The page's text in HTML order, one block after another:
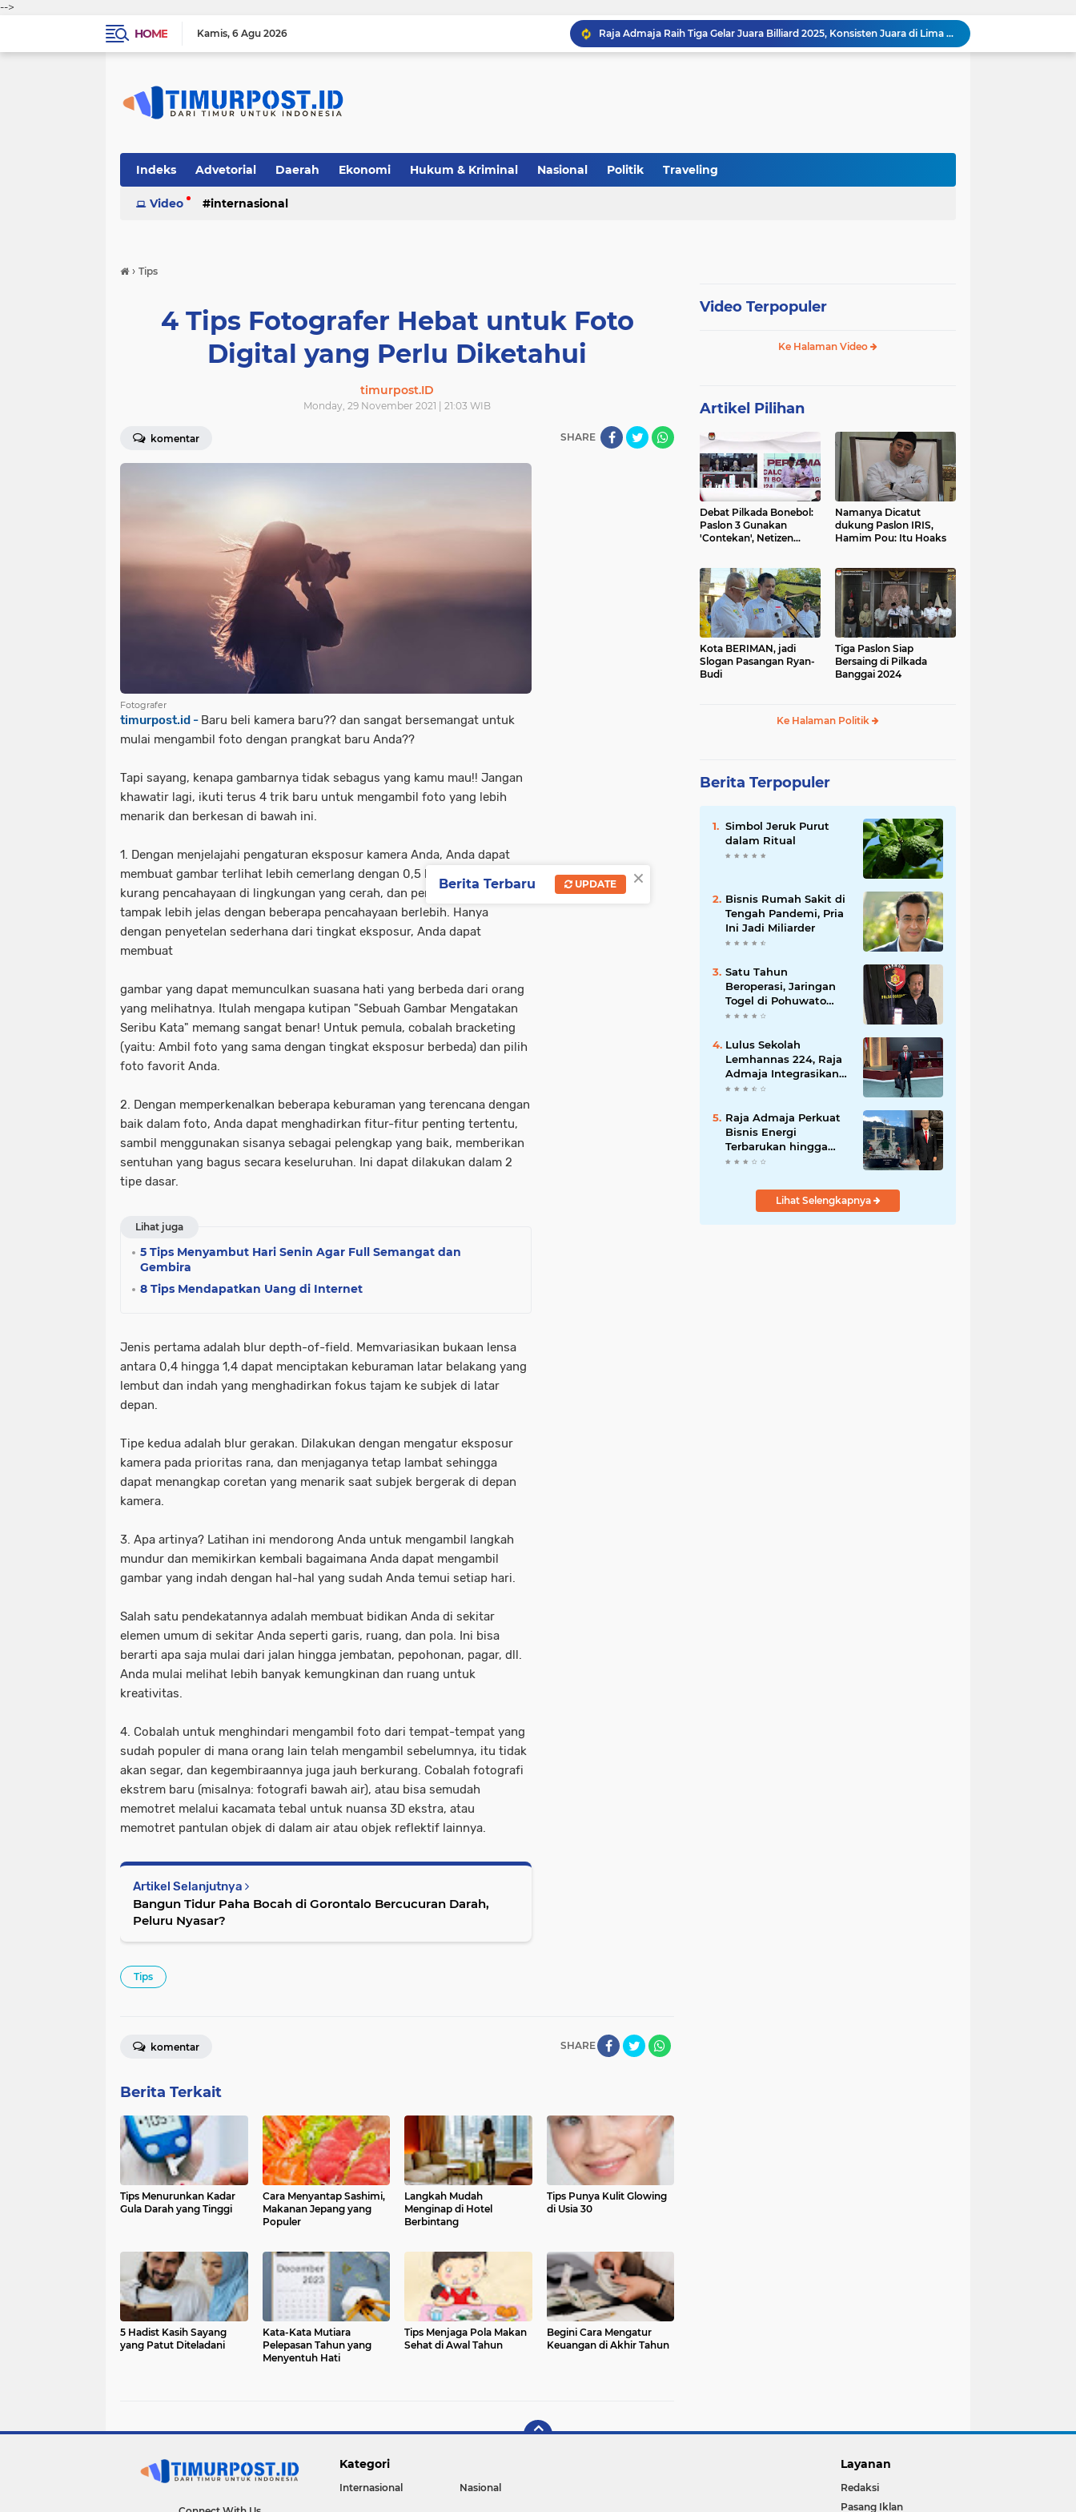
-->
HOME
Kamis 6 Agu 2026
Raja Admaja Raih Tiga Gelar Juara Billiard 2025, Konsisten Juara di Lima Turnamen Jakarta
Lulus Sekolah Lemhannas 224, Raja Admaja Integrasikan Strategi ke Bisnis Maritim
Satker Polda Gorontalo Borong Penghargaan Treasury Award 2025 dari Kanwil DJPb
Indeks Advetorial Daerah Ekonomi Hukum & Kriminal Nasional Politik Traveling
Video internasional
› Tips
4 Tips Fotografer Hebat untuk Foto
Digital yang Perlu Diketahui
timurpost.ID
Monday, 29 November 2021 | 21:03 WIB
komentar SHARE
Fotografer
timurpost.id - Baru beli kamera baru?? dan sangat bersemangat untuk
mulai mengambil foto dengan prangkat baru Anda??
Tapi sayang, kenapa gambarnya tidak sebagus yang kamu mau!! Jangan
khawatir lagi, ikuti terus 4 trik baru untuk mengambil foto yang lebih
menarik dan berkesan di bawah ini.
1. Dengan menjelajahi pengaturan eksposur kamera Anda, Anda dapat
membuat gambar terlihat lebih cemerlang dengan 0,5 hingga 2 stop
kurang pencahayaan di lingkungan yang cerah, dan pemandangan
tampak lebih jelas dengan beberapa pencahayaan berlebih. Hanya
dengan penyetelan sederhana dari tingkat eksposur, Anda dapat
membuat
gambar yang dapat memunculkan suasana hati yang berbeda dari orang
yang melihatnya. Itulah mengapa kutipan "Sebuah Gambar Mengatakan
Seribu Kata" memang sangat benar! Untuk pemula, cobalah bracketing
(yaitu: Ambil foto yang sama dengan tingkat eksposur berbeda) dan pilih
foto favorit Anda.
2. Dengan memperkenalkan beberapa keburaman yang terencana dengan
baik dalam foto, Anda dapat menghadirkan fitur-fitur penting tertentu,
sambil menggunakan sisanya sebagai pelengkap yang baik, memberikan
sentuhan yang bagus secara keseluruhan. Ini dapat dilakukan dalam 2
tipe dasar.
Lihat juga
5 Tips Menyambut Hari Senin Agar Full Semangat dan
Gembira
8 Tips Mendapatkan Uang di Internet
Jenis pertama adalah blur depth-of-field. Memvariasikan bukaan lensa
antara 0,4 hingga 1,4 dapat menciptakan keburaman latar belakang yang
lembut dan indah yang menghadirkan fokus tajam ke subjek di latar
depan.
Tipe kedua adalah blur gerakan. Dilakukan dengan mengatur eksposur
kamera pada prioritas rana, dan menjaganya tetap lambat sehingga
dapat menangkap coretan yang menarik saat subjek bergerak di depan
kamera.
3. Apa artinya? Latihan ini mendorong Anda untuk mengambil langkah
mundur dan memikirkan kembali bagaimana Anda dapat mengambil
gambar yang indah dengan hal-hal yang sudah Anda temui setiap hari.
Salah satu pendekatannya adalah membuat bidikan Anda di sekitar
elemen umum di sekitar Anda seperti garis, ruang, dan pola. Ini bisa
berarti apa saja mulai dari jalan hingga jembatan, pepohonan, pagar, dll.
Anda mulai melihat lebih banyak kemungkinan dan ruang untuk
kreativitas.
4. Cobalah untuk menghindari mengambil foto dari tempat-tempat yang
sudah populer di mana orang lain telah mengambil sebelumnya, itu tidak
akan segar, dan kegembiraannya juga jauh berkurang. Cobalah fotografi
ekstrem baru (misalnya: fotografi bawah air), atau bisa semudah
memotret melalui kacamata tebal untuk nuansa 3D ekstra, atau
memotret pantulan objek di dalam air atau objek reflektif lainnya.
Artikel Selanjutnya
Bangun Tidur Paha Bocah di Gorontalo Bercucuran Darah,
Peluru Nyasar?
Tips
SHARE
komentar
Berita Terkait
Tips Menurunkan Kadar
Gula Darah yang Tinggi
Cara Menyantap Sashimi,
Makanan Jepang yang
Populer
Langkah Mudah
Menginap di Hotel
Berbintang
Tips Punya Kulit Glowing
di Usia 30
5 Hadist Kasih Sayang
yang Patut Diteladani
Kata-Kata Mutiara
Pelepasan Tahun yang
Menyentuh Hati
Tips Menjaga Pola Makan
Sehat di Awal Tahun
Begini Cara Mengatur
Keuangan di Akhir Tahun
Video Terpopuler
Ke Halaman Video
Artikel Pilihan
Debat Pilkada Bonebol:
Paslon 3 Gunakan
'Contekan', Netizen
Namanya Dicatut
dukung Paslon IRIS,
Hamim Pou: Itu Hoaks
Kota BERIMAN, jadi
Slogan Pasangan Ryan-
Budi
Tiga Paslon Siap
Bersaing di Pilkada
Banggai 2024
Ke Halaman Politik
Berita Terpopuler
Simbol Jeruk Purut
dalam Ritual
Bisnis Rumah Sakit di
Tengah Pandemi, Pria
Ini Jadi Miliarder
Satu Tahun
Beroperasi, Jaringan
Togel di Pohuwato
Akhirnya Dibongkar
Lulus Sekolah
Lemhannas 224, Raja
Admaja Integrasikan
Strategi ke Bisnis
Raja Admaja Perkuat
Bisnis Energi
Terbarukan hingga
Shipping Agency
Lihat Selengkapnya
Kategori
Internasional Nasional
Layanan
Redaksi
Pasang Iklan
×
Berita Terbaru UPDATE